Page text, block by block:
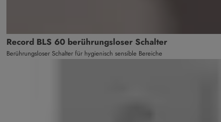
Record BLS 60 berührungsloser Schalter
Berührungsloser Schalter für hygienisch sensible Bereiche